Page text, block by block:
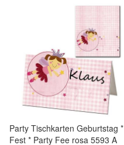
Party Tischkarten Geburtstag *
Fest * Party Fee rosa 5593 A